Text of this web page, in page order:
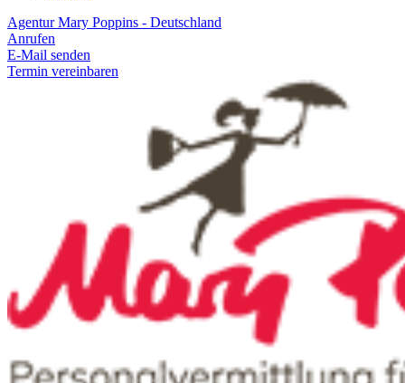
Agentur Mary Poppins - Deutschland
Anrufen
E-Mail senden
Termin vereinbaren